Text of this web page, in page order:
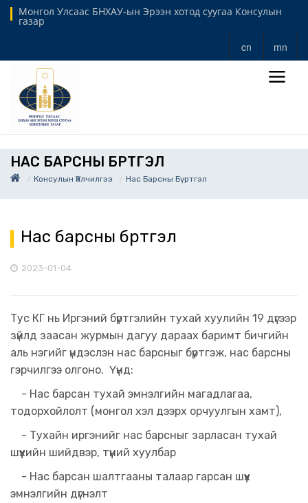
Монгол Улсаас БНХАУ-ын Эрээн хотод суугаа Консулын
газар
cn mn
НАС БАРСНЫ БҮРТГЭЛ
Консулын Үйлчилгээ Нас Барсны Бүртгэл
Нас барсны бүртгэл
2023-01-04
Тус КГ нь Иргэний бүртгэлийн тухай хуулийн 19 дүгээр
зүйлд заасан журмын дагуу дараах баримт бичгийн
аль нэгийг үндэслэн нас барсныг бүртгэж, нас барсны
гэрчилгээ олгоно. Үүнд:
- Нас барсан тухай эмнэлгийн магадлагаа,
тодорхойлолт (монгол хэл дээрх орчуулгын хамт),
- Тухайн иргэнийг нас барсныг зарласан тухай
шүүхийн шийдвэр, түүний хуулбар
- Нас барсан шалтгааны талаар гарсан шүүх
эмнэлгийн дүгнэлт